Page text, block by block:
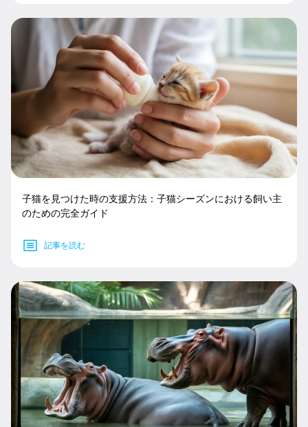
子猫を見つけた時の支援方法：子猫シーズンにおける飼い主
のための完全ガイド
記事を読む